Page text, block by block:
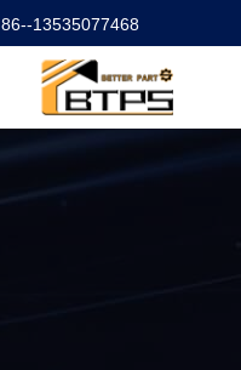
86--13535077468